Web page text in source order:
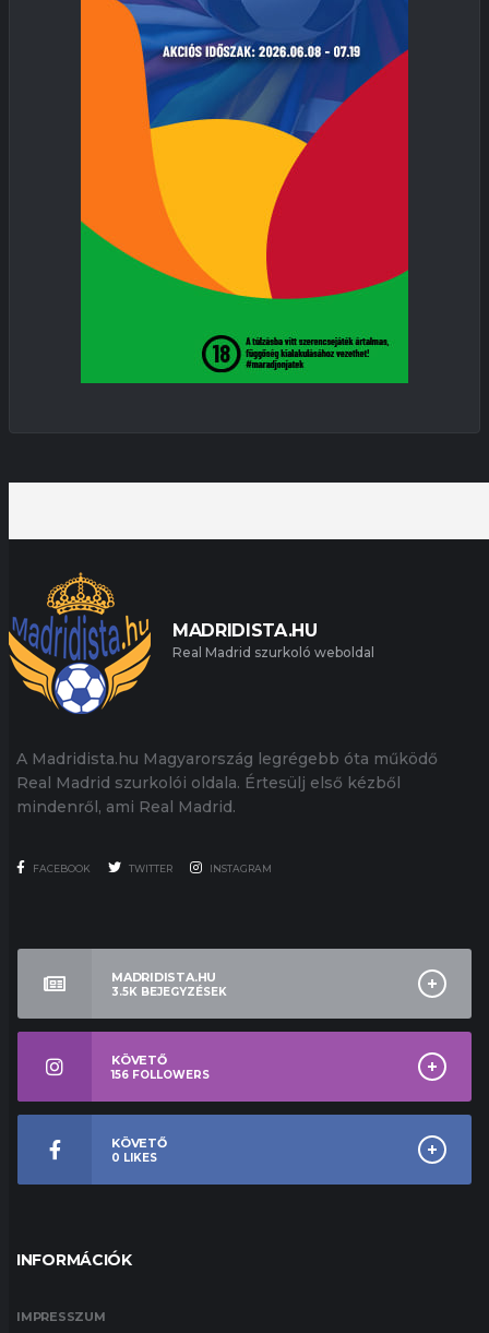
MADRIDISTA.HU
Real Madrid szurkoló weboldal
A Madridista.hu Magyarország legrégebb óta működő
Real Madrid szurkolói oldala. Értesülj első kézből
mindenről, ami Real Madrid.
FACEBOOK TWITTER INSTAGRAM
MADRIDISTA.HU
3.5K BEJEGYZÉSEK
KÖVETŐ
156 FOLLOWERS
KÖVETŐ
0 LIKES
INFORMÁCIÓK
IMPRESSZUM